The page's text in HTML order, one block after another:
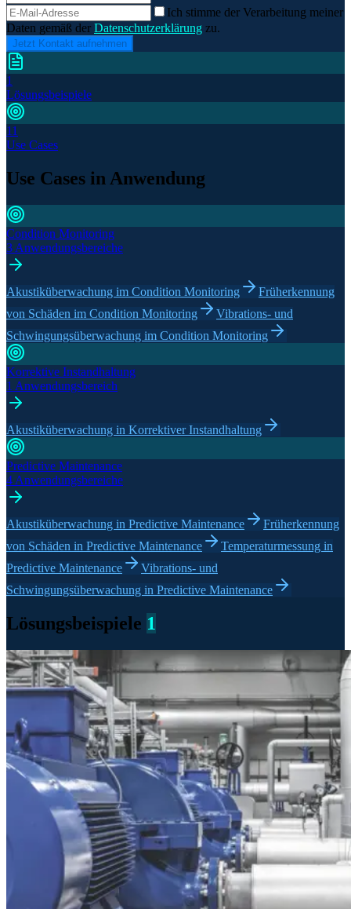
Ich stimme der Verarbeitung meiner
Daten gemäß der Datenschutzerklärung zu.
Jetzt Kontakt aufnehmen
1
Lösungsbeispiele
11
Use Cases
Use Cases in Anwendung
Condition Monitoring
3 Anwendungsbereiche
Akustiküberwachung im Condition Monitoring
Früherkennung
von Schäden im Condition Monitoring
Vibrations- und
Schwingungsüberwachung im Condition Monitoring
Korrektive Instandhaltung
1 Anwendungsbereich
Akustiküberwachung in Korrektiver Instandhaltung
Predictive Maintenance
4 Anwendungsbereiche
Akustiküberwachung in Predictive Maintenance
Früherkennung
von Schäden in Predictive Maintenance
Temperaturmessung in
Predictive Maintenance
Vibrations- und
Schwingungsüberwachung in Predictive Maintenance
Lösungsbeispiele 1